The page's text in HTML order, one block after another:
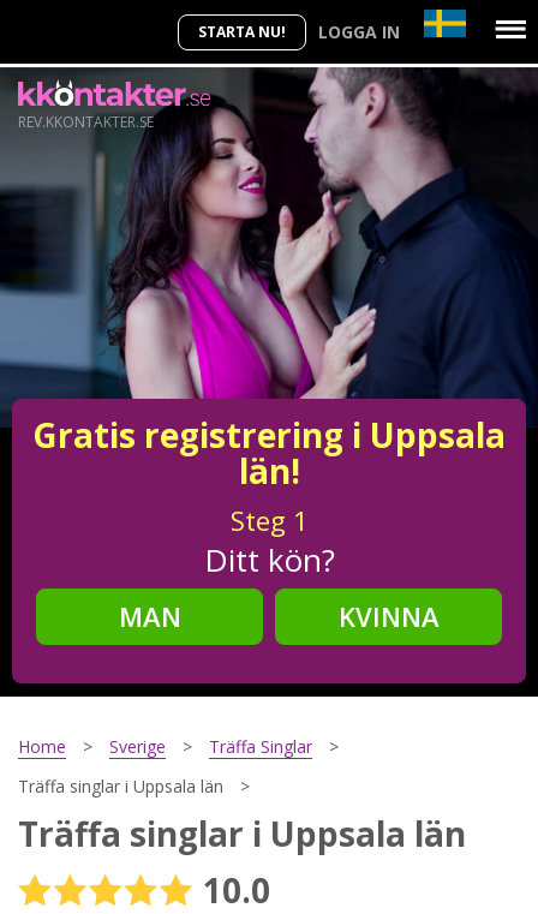
STARTA NU! LOGGA IN
REV.KKONTAKTER.SE
Gratis registrering i Uppsala
län!
Steg 1
Ditt kön?
MAN
KVINNA
Steg2
Steg3
Din mailadress?
Home Sverige
Träffa Singlar
Träffa singlar i Uppsala län
Träffa singlar i Uppsala län
10.0